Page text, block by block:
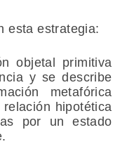
esta estrategia:
primitiva
y se describe
metafórica
hipotética
por un estado